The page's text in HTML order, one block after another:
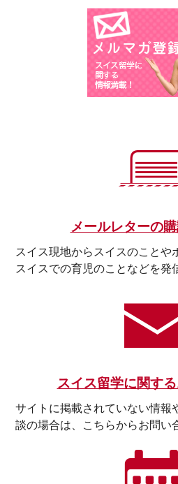
メールレターの
スイス現地からスイスのことや
スイスでの育児のことなどを発
スイス留学に関す
サイトに掲載されていない情報
談の場合は、こちらからお問い